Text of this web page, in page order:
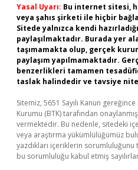
Yasal Uyarı: Bu internet sitesi,
veya şahıs şirketi ile hiçbir
Sitede yalnızca kendi
paylaşılmaktadır. Burada yer
taşımamakta olup, gerçek
paylaşım yapılmamaktadır.
benzerlikleri tamamen
taslak halindedir ve tavsiye
Sitemiz, 5651 Sayılı Kanun
Kurumu (BTK) tarafından
vermektedir. Bu nedenle, sitedeki
veya araştırma yükümlülüğümüz
yazdıkları içeriklerin
bu sorumluluğu kabul etmiş